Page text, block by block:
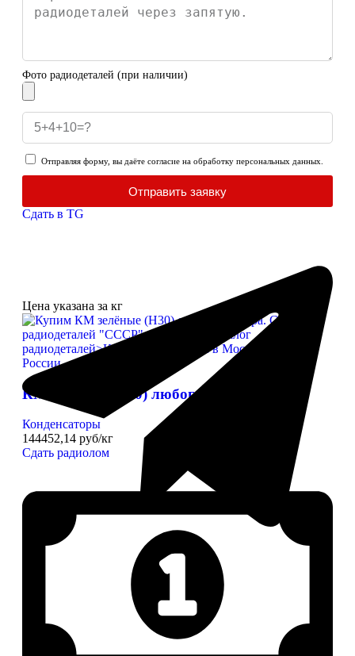
Фото радиодеталей (при наличии)
Отправляя форму, вы даёте согласие на обработку персональных данных.
Отправить заявку
Сдать в TG
Цена указана за кг
КМ зелёные (Н30) любого размера
Конденсаторы
144452,14 руб/кг
Сдать радиолом